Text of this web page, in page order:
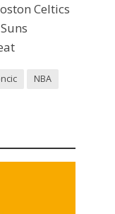
Celtics
NBA